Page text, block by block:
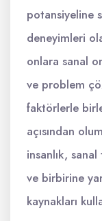
potansiyeline
deneyimleri
onlara sanal
ve problem
faktörlerle
açısından
insanlık,
ve birbirine
kaynakları